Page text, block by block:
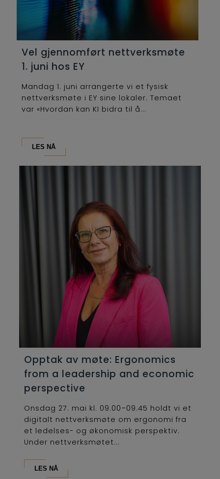
Vel gjennomført nettverksmøte
1. juni hos EY
Mandag 1. juni arrangerte vi et fysisk
nettverksmøte i EY sine lokaler. Temaet
var «Hvordan kan KI bidra til å...
LES NÅ
Opptak av møte: Ergonomics
from a leadership and economic
perspective
Onsdag 27. mai kl. 09.00–09.45 holdt vi et
digitalt nettverksmøte om ergonomi fra
et ledelses- og økonomisk perspektiv.
Under nettverksmøtet...
LES NÅ